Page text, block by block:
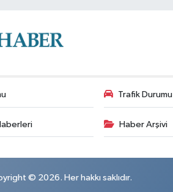
Trafik Durumu
Haber Arşivi
© 2026. Her hakkı saklıdır.